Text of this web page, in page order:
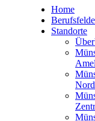
Home
Standorte
Nord